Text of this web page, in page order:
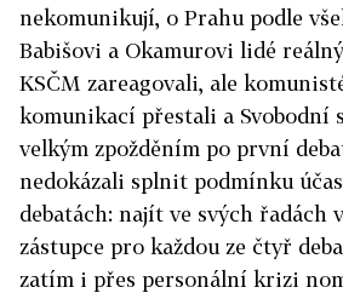
nekomunikují, o Prahu podle
Babišovi a Okamurovi lidé
KSČM zareagovali, ale
komunikací přestali a Svobodní
velkým zpožděním po první
nedokázali splnit podmínku
debatách: najít ve svých řadách
zástupce pro každou ze čtyř
zatím i přes personální krizi